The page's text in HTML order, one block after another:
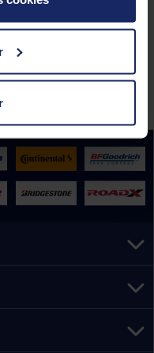
por la compra y montaje de
o en talleres El Paso 2000.